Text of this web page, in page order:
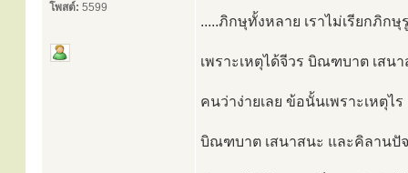
โพสต์: 5599
.....ภิกษุทั้งหลาย เราไม่เรียกภิก
เพราะเหตุได้จีวร บิณฑบาต เสน
คนว่าง่ายเลย ข้อนั้นเพราะเหตุไ
บิณฑบาต เสนาสนะ และคิลานปั